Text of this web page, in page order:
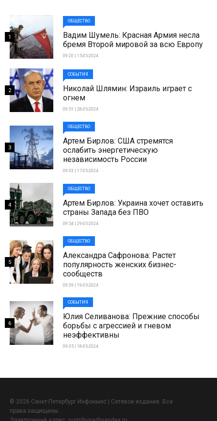
ОБЩЕСТВО
Вадим Шумель: Красная Армия несла
бремя Второй мировой за всю Европу
09:20 | 15-05-2024
1
СОБЫТИЯ
Николай Шлямин: Израиль играет с
огнем
09:51 | 28-05-2024
2
ОБЩЕСТВО
Артем Бирлов: США стремятся
ослабить энергетическую
независимость России
09:33 | 17-05-2024
3
ОБЩЕСТВО
Артем Бирлов: Украина хочет оставить
страны Запада без ПВО
09:54 | 29-05-2024
4
ОБЩЕСТВО
Александра Сафронова: Растет
популярность женских бизнес-
сообществ
09:39 | 19-05-2024
5
СОБЫТИЯ
Юлия Селиванова: Прежние способы
борьбы с агрессией и гневом
неэффективны
09:35 | 18-05-2024
6
© 2026 Санкт-Петербург Инфоньюс | Сетевое издание. Все
права защищены.